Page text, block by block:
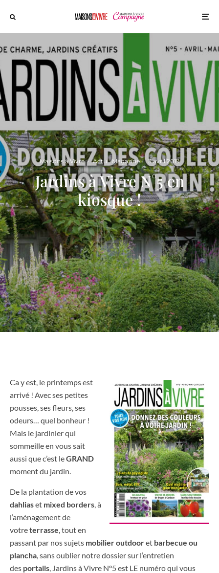
Maisons à Vivre · Actu Magazine · 3 avril 2019
Jardins à Vivre N°5 en
kiosque !
Ca y est, le printemps est
arrivé ! Avec ses petites
pousses, ses fleurs, ses
odeurs… quel bonheur !
Mais le jardinier qui
sommeille en vous sait
aussi que c’est leGRAND
moment du jardin.
De la plantation de vos
dahliaset mixed borders, à
l’aménagement de
votreterrasse, tout en
passant par nos sujets mobilier outdooret barbecue ou
plancha, sans oublier notre dossier sur l’entretien
des portails, Jardins à Vivre N°5 est LE numéro qui vous